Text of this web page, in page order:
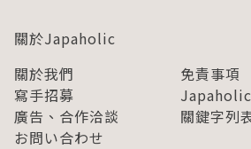
關於Japaholic
關於我們
免責事項
寫手招募
廣告、合作洽談
關鍵字列
お問い合わせ